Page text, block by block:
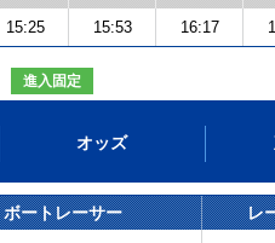
15:25 15:53 16:17
進入固定
オッズ
ボートレーサー レ